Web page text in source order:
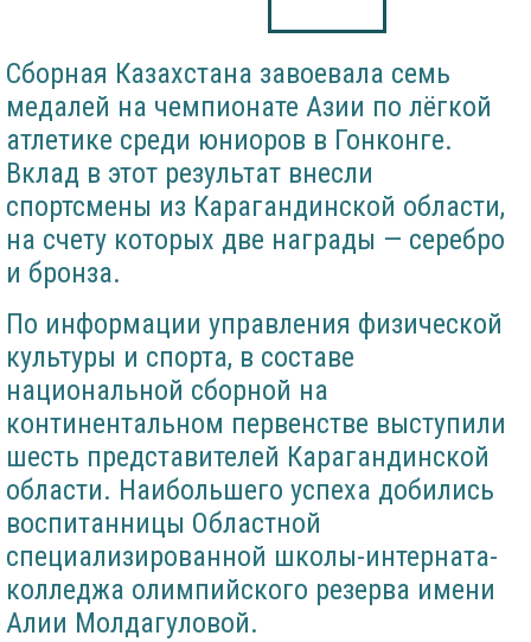
Сборная Казахстана завоевала семь
медалей на чемпионате Азии по лёгкой
атлетике среди юниоров в Гонконге.
Вклад в этот результат внесли
спортсмены из Карагандинской области,
на счету которых две награды — серебро
и бронза.
По информации управления физической
культуры и спорта, в составе
национальной сборной на
континентальном первенстве выступили
шесть представителей Карагандинской
области. Наибольшего успеха добились
воспитанницы Областной
специализированной школы-интерната-
колледжа олимпийского резерва имени
Алии Молдагуловой.